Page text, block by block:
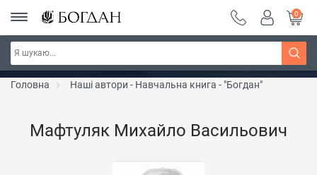
Серія "Чейзіана" ~ знижка 20%
0
Головна Наші автори - Навчальна книга - "Богдан"
Мафтуляк Михайло Васильович